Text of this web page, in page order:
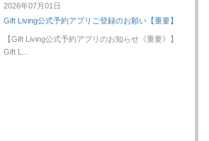
2026年07月01日
Gift Living公式予約アプリご登録のお願い【重要】
【Gift Living公式予約アプリのお知らせ《重要》】
Gift L...